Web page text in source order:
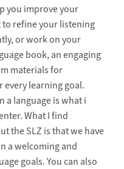
you improve your
to refine your listening
or work on your
book, an engaging
materials for
learning goal.
a language is what i
What I find
the SLZ is that we have
a welcoming and
goals. You can also